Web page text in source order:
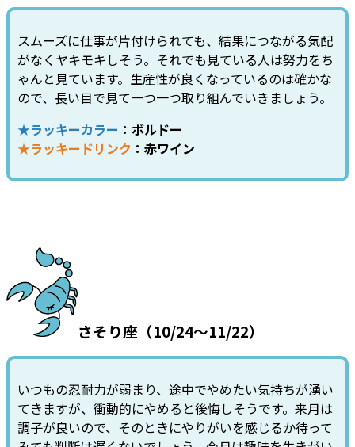
スムーズに仕事が片付けられても、結果につながる気配
がなくヤキモキしそう。それでも見ている人は努力をち
ゃんと見ています。生産性が良くなっているのは確かな
ので、長い目で見て一つ一つ取り組んでいきましょう。
★ラッキーカラー ：ボルドー
★ラッキードリンク ：赤ワイン
さそり座（10/24～11/22）
いつもの忍耐力が弱まり、途中でやめたい気持ちが湧い
てきますが、衝動的にやめると後悔しそうです。来月は
調子が良いので、そのときにやりがいを感じるか待って